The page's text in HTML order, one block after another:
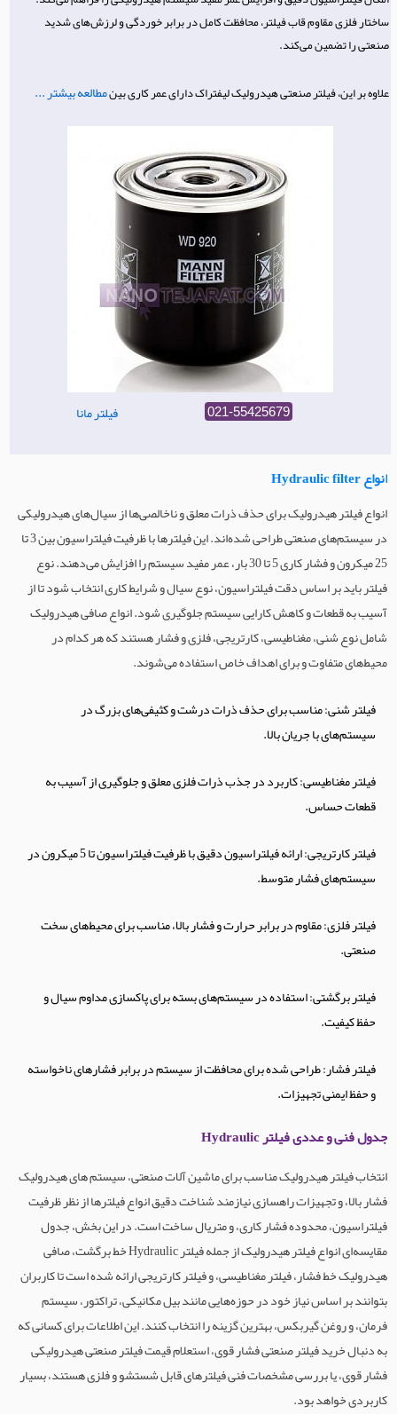
ساختار فلزی مقاوم قاب فیلتر، محافظت کامل در برابر خوردگی و لرزش‌های شدید
صنعتی را تضمین می‌کند.
علاوه بر این، فیلتر صنعتی هیدرولیک لیفتراک دارای عمر کاری بینمطالعه بیشتر ...
فیلتر مانا 021-55425679
انواع Hydraulic filter
انواع فیلتر هیدرولیک برای حذف ذرات معلق و ناخالصی‌ها از سیال‌های هیدرولیکی
در سیستم‌های صنعتی طراحی شده‌اند. این فیلترها با ظرفیت فیلتراسیون بین 3 تا
25 میکرون و فشار کاری 5 تا 30 بار، عمر مفید سیستم را افزایش می‌دهند. نوع
فیلتر باید بر اساس دقت فیلتراسیون، نوع سیال و شرایط کاری انتخاب شود تا از
آسیب به قطعات و کاهش کارایی سیستم جلوگیری شود. انواع صافی هیدرولیک
شامل نوع شنی، مغناطیسی، کارتریجی، فلزی و فشار هستند که هر کدام در
محیط‌های متفاوت و برای اهداف خاص استفاده می‌شوند.
فیلتر شنی: مناسب برای حذف ذرات درشت و کثیفی‌های بزرگ در
سیستم‌های با جریان بالا.
فیلتر مغناطیسی: کاربرد در جذب ذرات فلزی معلق و جلوگیری از آسیب به
قطعات حساس.
فیلتر کارتریجی: ارائه فیلتراسیون دقیق با ظرفیت فیلتراسیون تا 5 میکرون در
سیستم‌های فشار متوسط.
فیلتر فلزی: مقاوم در برابر حرارت و فشار بالا، مناسب برای محیط‌های سخت
صنعتی.
فیلتر برگشتی: استفاده در سیستم‌های بسته برای پاکسازی مداوم سیال و
حفظ کیفیت.
فیلتر فشار: طراحی شده برای محافظت از سیستم در برابر فشارهای ناخواسته
و حفظ ایمنی تجهیزات.
جدول فنی و عددی فیلتر Hydraulic
انتخاب فیلتر هیدرولیک مناسب برای ماشین آلات صنعتی، سیستم های هیدرولیک
فشار بالا، و تجهیزات راهسازی نیازمند شناخت دقیق انواع فیلترها از نظر ظرفیت
فیلتراسیون، محدوده فشار کاری، و متریال ساخت است. در این بخش، جدول
مقایسه‌ای انواع فیلتر هیدرولیک از جمله فیلتر Hydraulic خط برگشت، صافی
هیدرولیک خط فشار، فیلتر مغناطیسی، و فیلتر کارتریجی ارائه شده است تا کاربران
بتوانند بر اساس نیاز خود در حوزه‌هایی مانند بیل مکانیکی، تراکتور، سیستم
فرمان، و روغن گیربکس، بهترین گزینه را انتخاب کنند. این اطلاعات برای کسانی که
به دنبال خرید فیلتر صنعتی فشار قوی، استعلام قیمت فیلتر صنعتی هیدرولیکی
فشار قوی، یا بررسی مشخصات فنی فیلترهای قابل شستشو و فلزی هستند، بسیار
کاربردی خواهد بود.